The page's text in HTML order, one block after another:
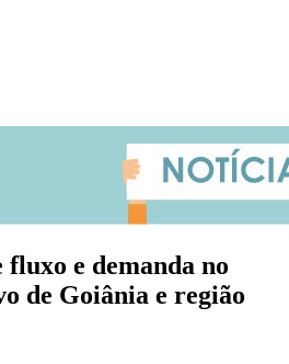
e demanda no
de Goiânia e região